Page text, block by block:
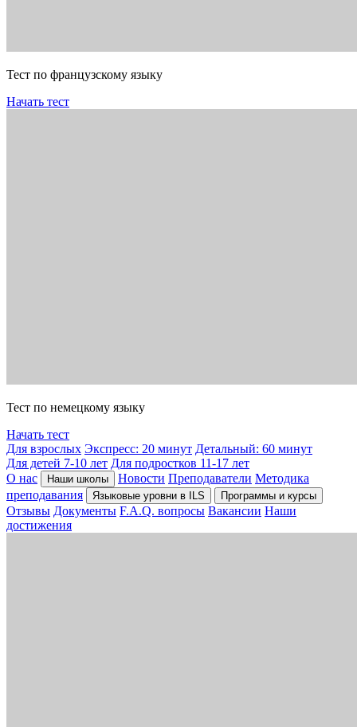
Тест по французскому языку
Начать тест
Тест по немецкому языку
Начать тест
Для взрослых Экспресс: 20 минут Детальный: 60 минут
Для детей 7-10 лет Для подростков 11-17 лет
О нас
Наши школы Новости Преподаватели Методика
преподавания
Языковые уровни в ILS Программы и курсы
Отзывы Документы F.A.Q. вопросы Вакансии Наши
достижения